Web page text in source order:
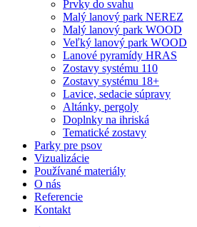
Prvky do svahu
Malý lanový park NEREZ
Malý lanový park WOOD
Veľký lanový park WOOD
Lanové pyramídy HRAS
Zostavy systému 110
Zostavy systému 18+
Lavice, sedacie súpravy
Altánky, pergoly
Doplnky na ihriská
Tematické zostavy
Parky pre psov
Vizualizácie
Používané materiály
O nás
Referencie
Kontakt